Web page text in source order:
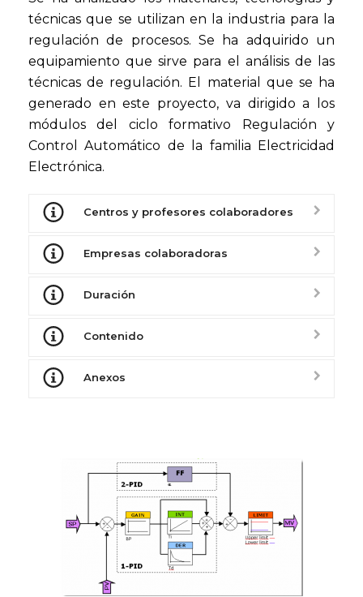
técnicas que se utilizan en la industria para la
regulación de procesos. Se ha adquirido un
equipamiento que sirve para el análisis de las
técnicas de regulación. El material que se ha
generado en este proyecto, va dirigido a los
módulos del ciclo formativo Regulación y
Control Automático de la familia Electricidad
Electrónica.
Centros y profesores colaboradores
Empresas colaboradoras
Duración
Contenido
Anexos